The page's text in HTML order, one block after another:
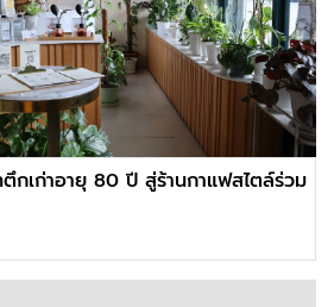
กเก่าอายุ 80 ปี สู่ร้านกาแฟสไตล์ร่วม